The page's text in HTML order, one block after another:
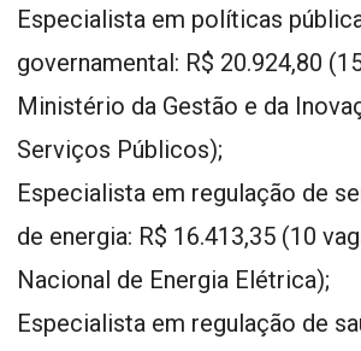
Especialista em políticas
governamental: R$ 20.924,80
Ministério da Gestão e da
Serviços Públicos);
Especialista em regulação de
de energia: R$ 16.413,35 (10
Nacional de Energia Elétrica);
Especialista em regulação de